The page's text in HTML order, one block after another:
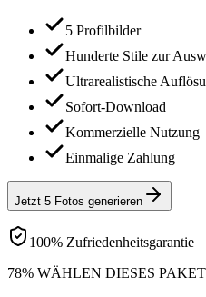
5 Profilbilder
Hunderte Stile zur
Ultrarealistische
Sofort-Download
Kommerzielle Nutzung
Einmalige Zahlung
Jetzt 5 Fotos generieren
100% Zufriedenheitsgarantie
78% WÄHLEN DIESES PAKET